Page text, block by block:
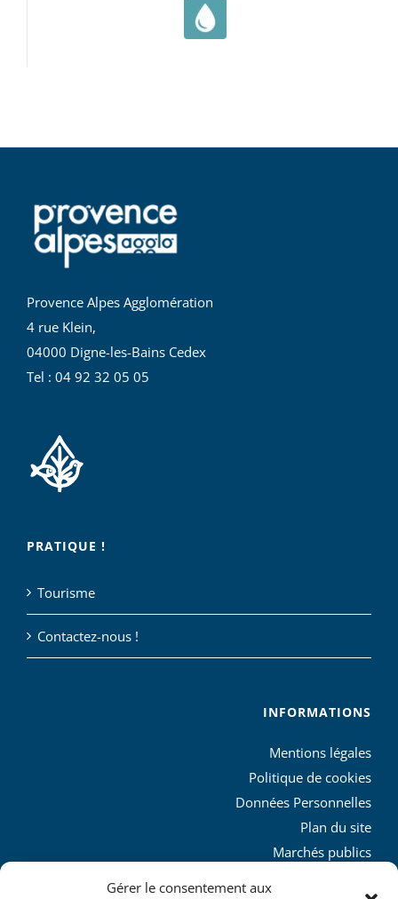
Gérer le consentement aux
Provence Alpes Agglomération
4 rue Klein,
04000 Digne-les-Bains Cedex
Tel : 04 92 32 05 05
PRATIQUE !
Tourisme
Contactez-nous !
INFORMATIONS
Mentions légales
Politique de cookies
Données Personnelles
Plan du site
Marchés publics